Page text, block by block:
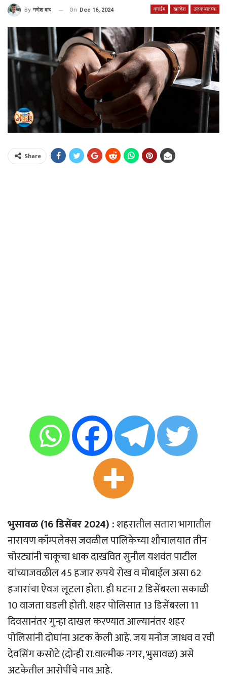
क्राईम खान्देश ठळक बातम्या
By गणेश वाघ On Dec 16, 2024
Share
भुसावळ (16 डिसेंबर 2024) :शहरातील सतारा भागातील
नारायण कॉम्पलेक्स जवळील पालिकेच्या शौचालयात तीन
चोरट्यांनी चाकूचा धाक दाखवित सुनील यशवंत पाटील
यांच्याजवळील 45 हजार रुपये रोख व मोबाईल असा 62
हजारांचा ऐवज लूटला होता. ही घटना 2 डिसेंबरला सकाळी
10 वाजता घडली होती. शहर पोलिसात 13 डिसेंबरला 11
दिवसानंतर गुन्हा दाखल करण्यात आल्यानंतर शहर
पोलिसांनी दोघांना अटक केली आहे. जय मनोज जाधव व रवी
देवसिंग कसोटे (दोन्ही रा.वाल्मीक नगर, भुसावळ) असे
अटकेतील आरोपींचे नाव आहे.